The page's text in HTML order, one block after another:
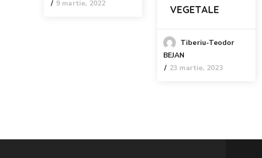
9 martie, 2022
VEGETALE
Tiberiu-Teodor
BEJAN
23 martie, 2023